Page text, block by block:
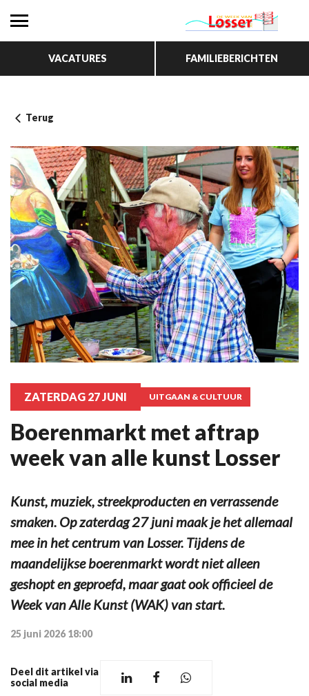
VACATURES FAMILIEBERICHTEN
Terug
ZATERDAG 27 JUNI UITGAAN & CULTUUR
Boerenmarkt met aftrap
week van alle kunst Losser
Kunst, muziek, streekproducten en verrassende
smaken. Op zaterdag 27 juni maak je het allemaal
mee in het centrum van Losser. Tijdens de
maandelijkse boerenmarkt wordt niet alleen
geshopt en geproefd, maar gaat ook officieel de
Week van Alle Kunst (WAK) van start.
25 juni 2026 18:00
Deel dit artikel via
social media